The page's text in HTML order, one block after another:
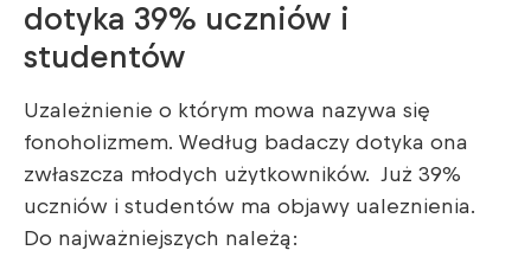
dotyka 39% uczniów i
studentów
Uzależnienie o którym mowa nazywa się
fonoholizmem. Według badaczy dotyka ona
zwłaszcza młodych użytkowników. Już 39%
uczniów i studentów ma objawy ualeznienia.
Do najważniejszych należą: